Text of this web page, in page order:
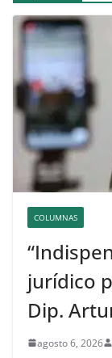
COLUMNAS
jurídico
Dip.
agosto 6, 2026